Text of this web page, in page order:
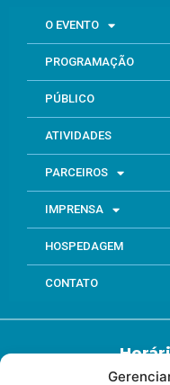
O EVENTO
PROGRAMAÇÃO
PÚBLICO
ATIVIDADES
PARCEIROS
IMPRENSA
HOSPEDAGEM
CONTATO
Dia 28/